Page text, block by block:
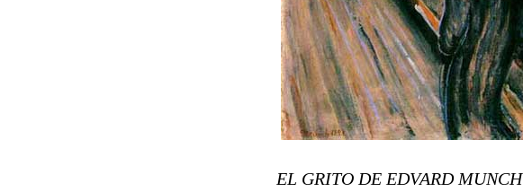
EL GRITO DE EDVARD MUNCH